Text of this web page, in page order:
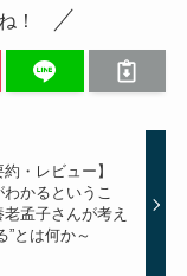
！
約・レビュー】
わかるというこ
老孟子さんが考え
”とは何か～